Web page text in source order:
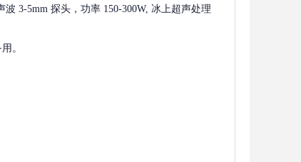
3-5mm 探头，功率 150-300W, 冰上超声处理
。